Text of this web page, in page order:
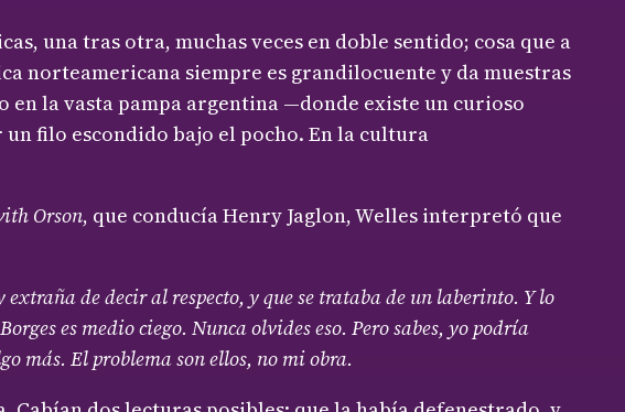
una tras otra, muchas veces en doble sentido; cosa que a
norteamericana siempre es grandilocuente y da muestras
la vasta pampa argentina —donde existe un curioso
filo escondido bajo el pocho. En la cultura
Orson, que conducía Henry Jaglon, Welles interpretó que
de decir al respecto, y que se trataba de un laberinto. Y lo
es medio ciego. Nunca olvides eso. Pero sabes, yo podría
más. El problema son ellos, no mi obra.